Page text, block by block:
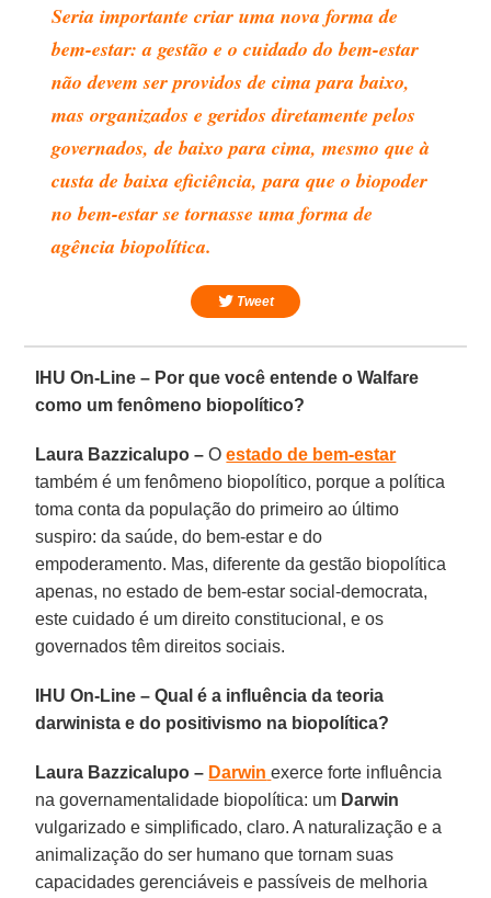
Seria importante criar uma nova forma de
bem-estar: a gestão e o cuidado do bem-estar
não devem ser providos de cima para baixo,
mas organizados e geridos diretamente pelos
governados, de baixo para cima, mesmo que à
custa de baixa eficiência, para que o biopoder
no bem-estar se tornasse uma forma de
agência biopolítica.
Tweet
IHU On-Line – Por que você entende o Walfare
como um fenômeno biopolítico?
Laura Bazzicalupo – Oestado de bem-estar
também é um fenômeno biopolítico, porque a política
toma conta da população do primeiro ao último
suspiro: da saúde, do bem-estar e do
empoderamento. Mas, diferente da gestão biopolítica
apenas, no estado de bem-estar social-democrata,
este cuidado é um direito constitucional, e os
governados têm direitos sociais.
IHU On-Line – Qual é a influência da teoria
darwinista e do positivismo na biopolítica?
Laura Bazzicalupo – Darwin exerce forte influência
na governamentalidade biopolítica: um Darwin
vulgarizado e simplificado, claro. A naturalização e a
animalização do ser humano que tornam suas
capacidades gerenciáveis e passíveis de melhoria